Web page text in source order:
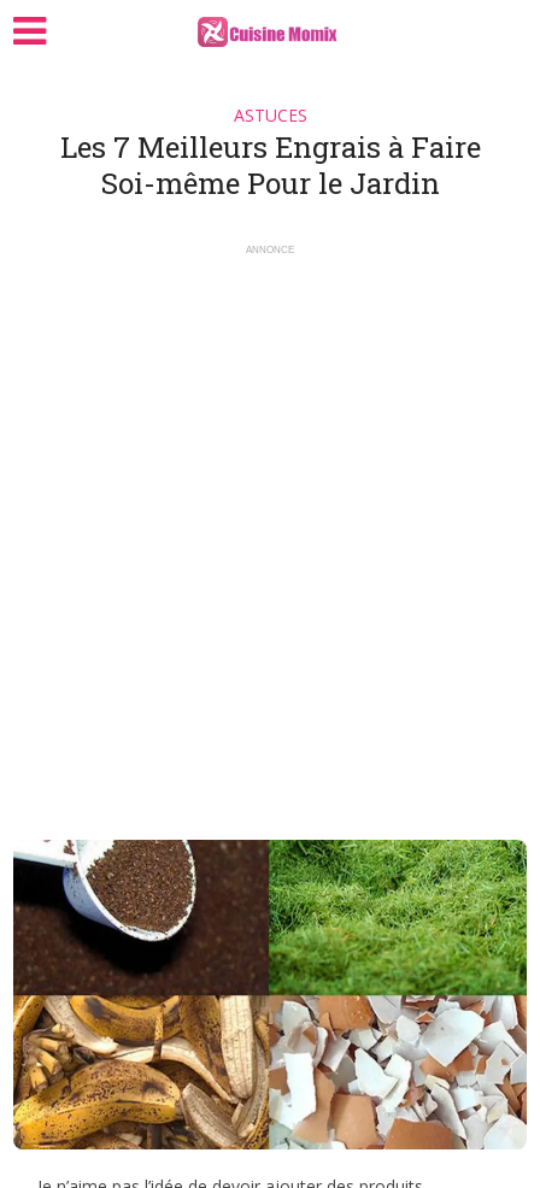
ASTUCES
Les 7 Meilleurs Engrais à Faire
Soi-même Pour le Jardin
ANNONCE